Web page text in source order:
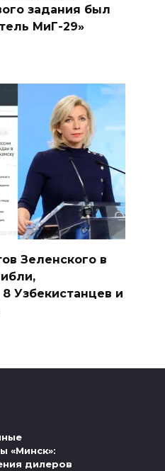
задания был
МиГ-29»
Зеленского в
Узбекистанцев и
«Минск»:
дилеров